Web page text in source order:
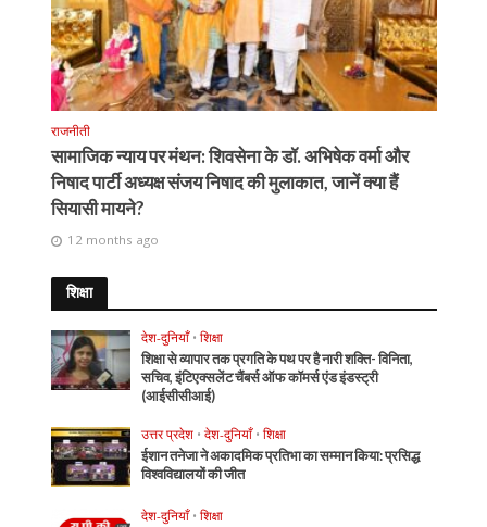
राजनीती
सामाजिक न्याय पर मंथन: शिवसेना के डॉ. अभिषेक वर्मा और
निषाद पार्टी अध्यक्ष संजय निषाद की मुलाकात, जानें क्या हैं
सियासी मायने?
12 months ago
शिक्षा
देश-दुनियाँ • शिक्षा
शिक्षा से व्यापार तक प्रगति के पथ पर है नारी शक्ति- विनिता,
सचिव, इंटिएक्सलेंट चैंबर्स ऑफ कॉमर्स एंड इंडस्ट्री
(आईसीसीआई)
उत्तर प्रदेश • देश-दुनियाँ • शिक्षा
ईशान तनेजा ने अकादमिक प्रतिभा का सम्मान किया: प्रसिद्ध
विश्वविद्यालयों की जीत
देश-दुनियाँ • शिक्षा